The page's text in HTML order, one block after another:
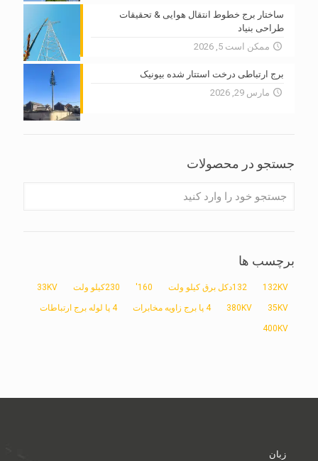
ساختار برج خطوط انتقال هوایی & تحقیقات
طراحی بنیاد
ممکن است 5, 2026
برج ارتباطی درخت استتار شده بیونیک
مارس 29, 2026
جستجو در محصولات
برچسب ها
132KV 132دکل برق کیلو ولت 160' 230کیلو ولت 33KV
35KV
380KV 4 پا برج زاویه مخابرات 4 پا لوله برج ارتباطات
400KV
زبان